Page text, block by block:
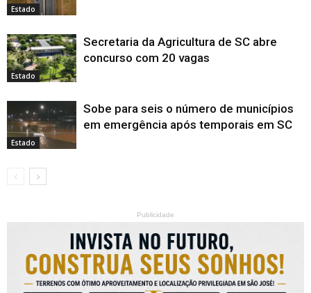
Estado
Estado
Secretaria da Agricultura de SC abre
concurso com 20 vagas
Estado
Sobe para seis o número de municípios
em emergência após temporais em SC
Publicidade